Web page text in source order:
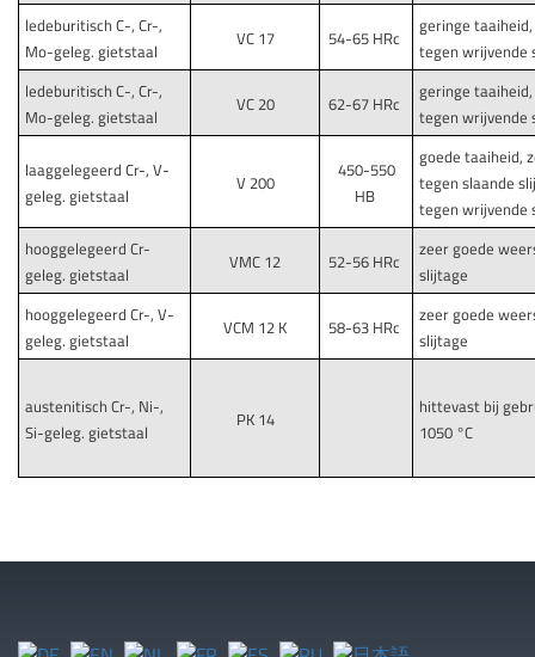
ledeburitisch C-, Cr-,
Mo-geleg. gietstaal
VC 17 54-65 HRc
geringe
tegen wrijvende
ledeburitisch C-, Cr-,
Mo-geleg. gietstaal
VC 20 62-67 HRc
geringe
tegen wrijvende
laaggelegeerd Cr-, V-
geleg. gietstaal
V 200
450-550
HB
goede taaiheid,
tegen slaande
tegen wrijvende
hooggelegeerd Cr-
geleg. gietstaal
VMC 12 52-56 HRc
zeer goede
slijtage
hooggelegeerd Cr-, V-
geleg. gietstaal
VCM 12 K 58-63 HRc
zeer goede
slijtage
austenitisch Cr-, Ni-,
Si-geleg. gietstaal
PK 14
hittevast bij
1050 °C